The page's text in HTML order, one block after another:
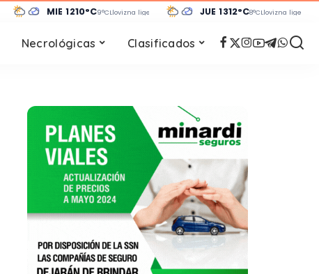
MIÉ 1210°C9°CLlovizna ligera JUE 1312°C8°CLlovizna ligera
Necrológicas Clasificados